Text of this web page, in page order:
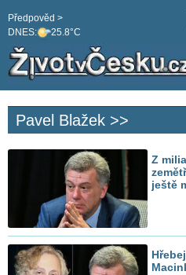
DNES: 25.8°C
Předpověd >
Pavel Blažek >>
Z
ještě